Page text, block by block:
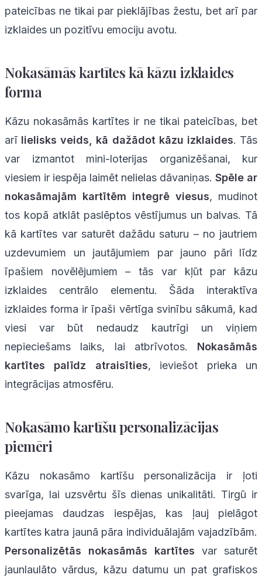
pateicības ne tikai par pieklājības žestu, bet arī par
izklaides un pozitīvu emociju avotu.
Nokasāmās kartītes kā kāzu izklaides
forma
Kāzu nokasāmās kartītes ir ne tikai pateicības, bet
arī lielisks veids, kā dažādot kāzu izklaides. Tās
var izmantot mini-loterijas organizēšanai, kur
viesiem ir iespēja laimēt nelielas dāvaniņas. Spēle ar
nokasāmajām kartītēm integrē viesus, mudinot
tos kopā atklāt paslēptos vēstījumus un balvas. Tā
kā kartītes var saturēt dažādu saturu – no jautriem
uzdevumiem un jautājumiem par jauno pāri līdz
īpašiem novēlējumiem – tās var kļūt par kāzu
izklaides centrālo elementu. Šāda interaktīva
izklaides forma ir īpaši vērtīga svinību sākumā, kad
viesi var būt nedaudz kautrīgi un viņiem
nepieciešams laiks, lai atbrīvotos. Nokasāmās
kartītes palīdz atraisīties, ieviešot prieka un
integrācijas atmosfēru.
Nokasāmo kartīšu personalizācijas
piemēri
Kāzu nokasāmo kartīšu personalizācija ir ļoti
svarīga, lai uzsvērtu šīs dienas unikalitāti. Tirgū ir
pieejamas daudzas iespējas, kas ļauj pielāgot
kartītes katra jaunā pāra individuālajām vajadzībām.
Personalizētās nokasāmās kartītes var saturēt
jaunlaulāto vārdus, kāzu datumu un pat grafiskos